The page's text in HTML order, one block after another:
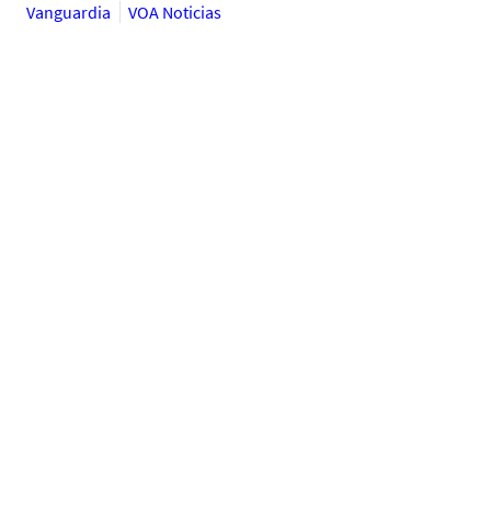
Vanguardia
VOA Noticias